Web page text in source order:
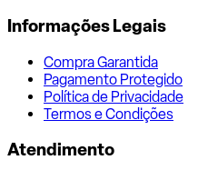
Informações Legais
Compra Garantida
Pagamento Protegido
Política de Privacidade
Termos e Condições
Atendimento